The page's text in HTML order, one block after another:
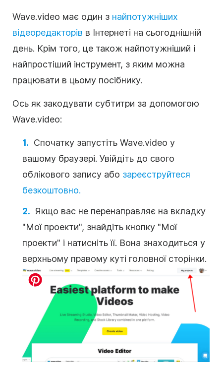
Wave.video має один з найпотужніших
відеоредакторів в Інтернеті на сьогоднішній
день. Крім того, це також найпотужніший і
найпростіший інструмент, з яким можна
працювати в цьому посібнику.
Ось як закодувати субтитри за допомогою
Wave.video:
Спочатку запустіть Wave.video у
вашому браузері. Увійдіть до свого
облікового запису або зареєструйтеся
безкоштовно.
Якщо вас не перенаправляє на вкладку
"Мої проекти", знайдіть кнопку "Мої
проекти" і натисніть її. Вона знаходиться у
верхньому правому куті головної сторінки.